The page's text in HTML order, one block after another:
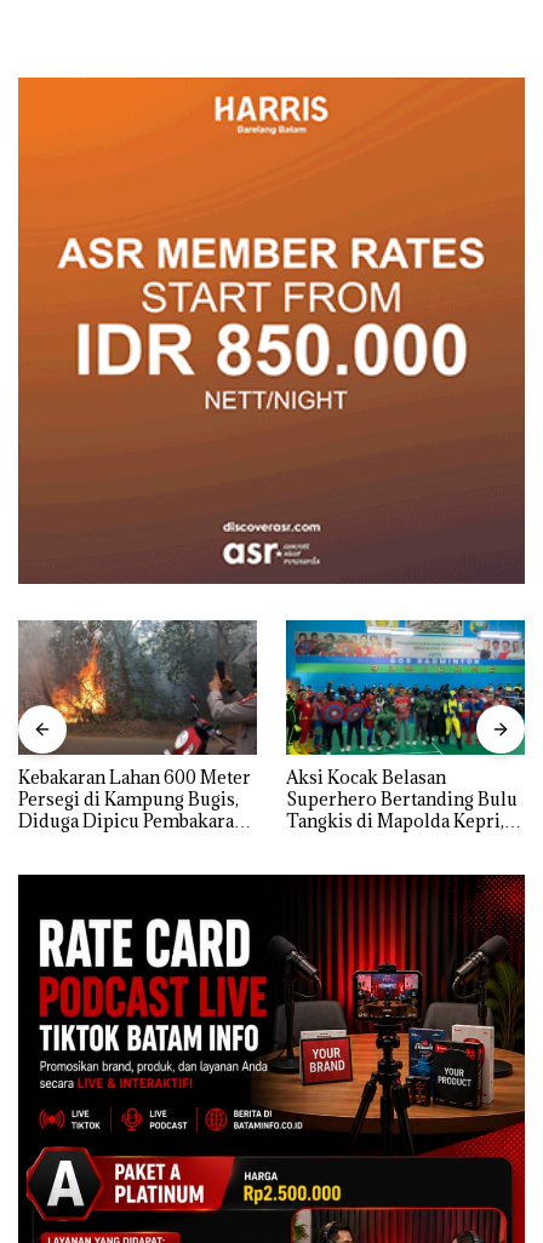
Kebakaran Lahan 600 Meter
Persegi di Kampung Bugis,
Diduga Dipicu Pembakaran
Aksi Kocak Belasan
Superhero Bertanding Bulu
Tangkis di Mapolda Kepri,